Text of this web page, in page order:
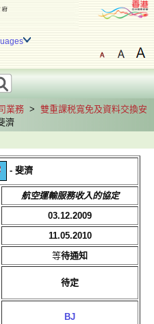
業務 > 雙重課税寬免及資料交換安
濟
- 斐濟
航空運輸服務收入的協定
03.12.2009
11.05.2010
等待通知
待定
BJ